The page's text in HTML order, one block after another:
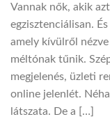
Vannak nők, akik
egzisztenciálisan.
amely kívülről
méltónak tűnik.
megjelenés, üzleti
online jelenlét.
látszata. De a […]